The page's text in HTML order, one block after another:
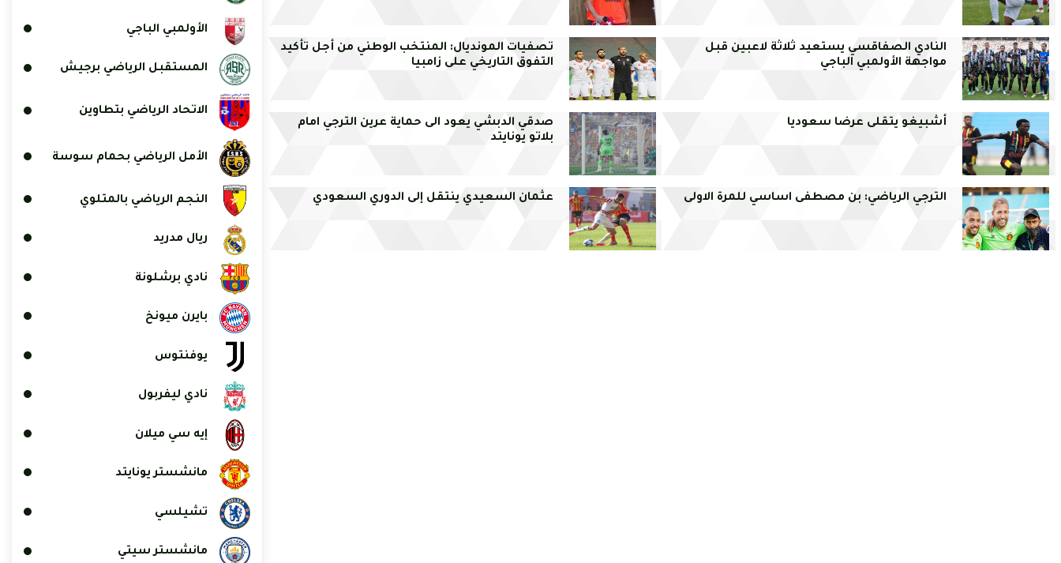
النادي الصفاقسي يستعيد ثلاثة لاعبين قبل
مواجهة الأولمبي الباجي
تصفيات المونديال: المنتخب الوطني من أجل تأكيد
التفوق التاريخي على زامبيا
أشبيغو يتقلى عرضا سعوديا
صدقي الدبشي يعود الى حماية عرين الترجي امام
بلاتو يونايتد
الترجي الرياضي: بن مصطفى اساسي للمرة الاولى عثمان السعيدي ينتقل إلى الدوري السعودي
الأولمبي الباجي
المستقبل الرياضي برجيش
الاتحاد الرياضي بتطاوين
الأمل الرياضي بحمام سوسة
النجم الرياضي بالمتلوي
ريال مدريد
نادي برشلونة
بايرن ميونخ
يوفنتوس
نادي ليفربول
إيه سي ميلان
مانشستر يونايتد
تشيلسي
مانشستر سيتي